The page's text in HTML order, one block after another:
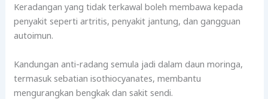
Keradangan yang tidak terkawal boleh membawa kepada
penyakit seperti artritis, penyakit jantung, dan gangguan
autoimun.
Kandungan anti-radang semula jadi dalam daun moringa,
termasuk sebatian isothiocyanates, membantu
mengurangkan bengkak dan sakit sendi.